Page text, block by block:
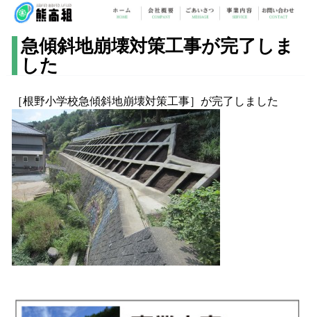
急傾斜地崩壊対策工事が完了しま
した
［根野小学校急傾斜地崩壊対策工事］が完了しました